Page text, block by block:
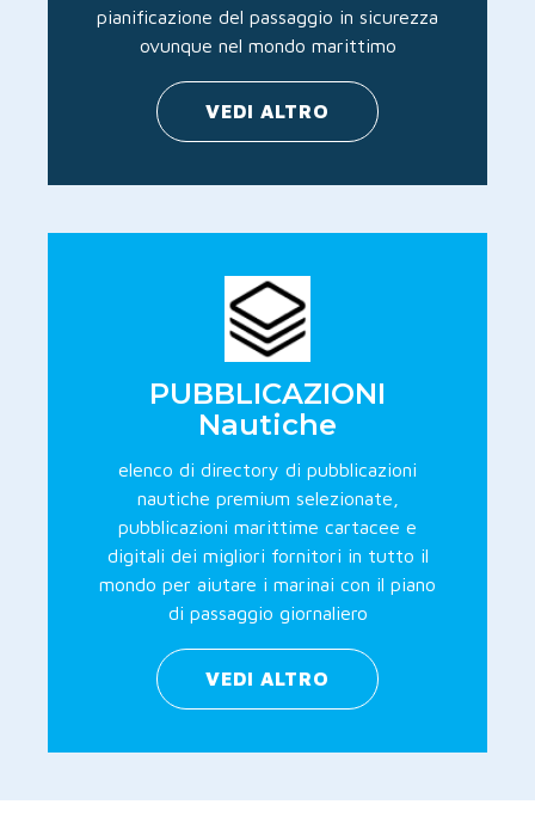
pianificazione del passaggio in sicurezza
ovunque nel mondo marittimo
VEDI ALTRO
PUBBLICAZIONI
Nautiche
elenco di directory di pubblicazioni
nautiche premium selezionate,
pubblicazioni marittime cartacee e
digitali dei migliori fornitori in tutto il
mondo per aiutare i marinai con il piano
di passaggio giornaliero
VEDI ALTRO